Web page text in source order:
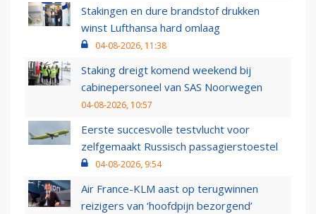
Stakingen en dure brandstof drukken
winst Lufthansa hard omlaag
04-08-2026, 11:38
Staking dreigt komend weekend bij
cabinepersoneel van SAS Noorwegen
04-08-2026, 10:57
Eerste succesvolle testvlucht voor
zelfgemaakt Russisch passagierstoestel
04-08-2026, 9:54
Air France-KLM aast op terugwinnen
reizigers van ‘hoofdpijn bezorgend’